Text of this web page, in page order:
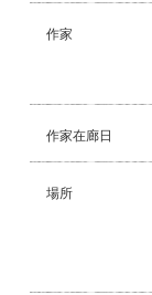
作家
作家在廊日
場所